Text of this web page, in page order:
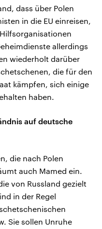
dass über Polen
in die EU einreisen,
allerdings
wiederholt darüber
die für den
kämpfen, sich einige
haben.
auf deutsche
die nach Polen
auch Mamed ein.
von Russland gezielt
in der Regel
Sie sollen Unruhe